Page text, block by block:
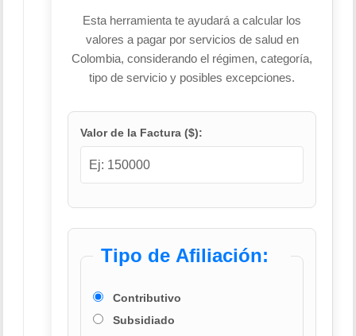
Esta herramienta te ayudará a calcular los
valores a pagar por servicios de salud en
Colombia, considerando el régimen, categoría,
tipo de servicio y posibles excepciones.
Valor de la Factura ($):
Tipo de Afiliación:
Contributivo
Subsidiado